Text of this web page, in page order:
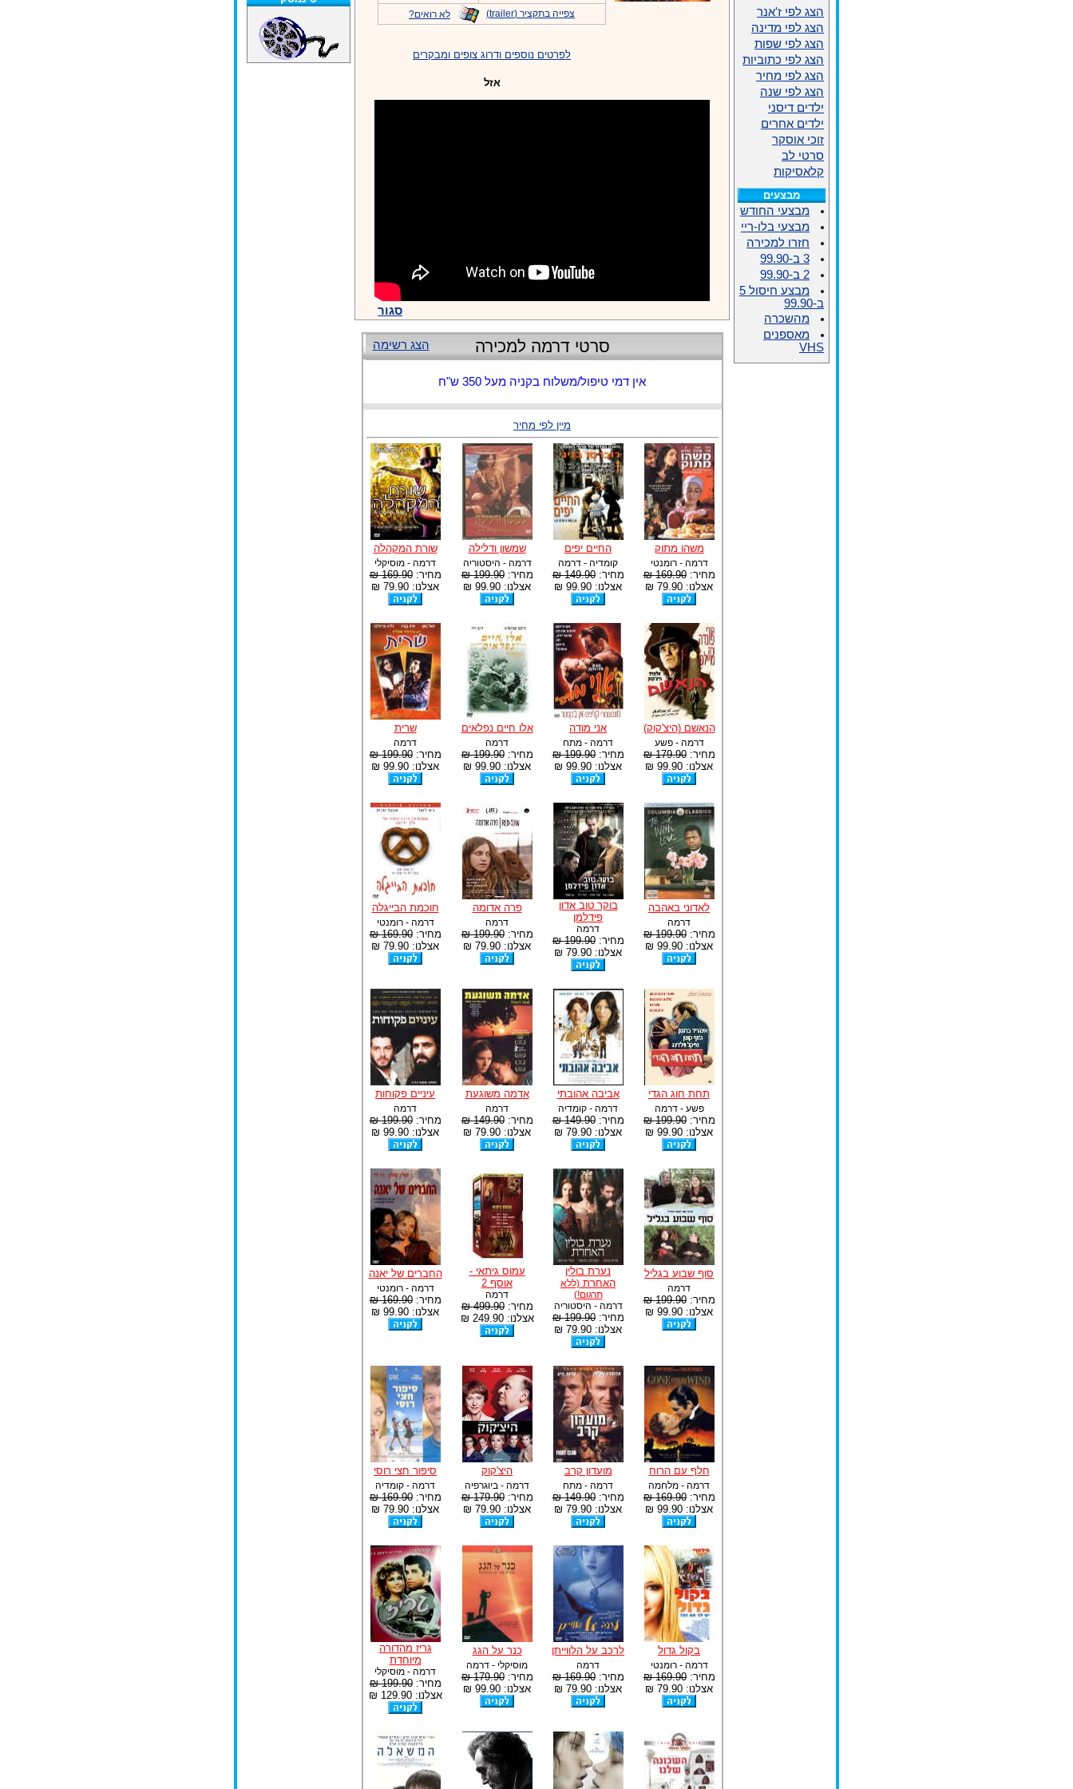
צפייה בתקציר (trailer)
לא רואים?
לפרטים נוספים ודרוג צופים ומבקרים
אזל
סגור
הצג רשימה סרטי דרמה למכירה
אין דמי טיפול/משלוח בקניה מעל 350 ש"ח
מיין לפי מחיר
משהו מתוק
דרמה - רומנטי
מחיר:169.90 ₪
אצלנו: 79.90 ₪
החיים יפים
קומדיה - דרמה
מחיר:149.90 ₪
אצלנו: 99.90 ₪
שמשון ודלילה
דרמה - היסטוריה
מחיר:199.90 ₪
אצלנו: 99.90 ₪
שורת המקהלה
דרמה - מוסיקלי
מחיר:169.90 ₪
אצלנו: 79.90 ₪
הנאשם (היצ'קוק)
דרמה - פשע
מחיר:179.90 ₪
אצלנו: 99.90 ₪
אני מודה
דרמה - מתח
מחיר:199.90 ₪
אצלנו: 99.90 ₪
אלו חיים נפלאים
דרמה
מחיר:199.90 ₪
אצלנו: 99.90 ₪
שרית
דרמה
מחיר:199.90 ₪
אצלנו: 99.90 ₪
לאדוני באהבה
דרמה
מחיר:199.90 ₪
אצלנו: 99.90 ₪
בוקר טוב אדון
פידלמן
דרמה
מחיר:199.90 ₪
אצלנו: 79.90 ₪
פרה אדומה
דרמה
מחיר:199.90 ₪
אצלנו: 79.90 ₪
חוכמת הבייגלה
דרמה - רומנטי
מחיר:169.90 ₪
אצלנו: 79.90 ₪
תחת חוג הגדי
פשע - דרמה
מחיר:199.90 ₪
אצלנו: 99.90 ₪
אביבה אהובתי
דרמה - קומדיה
מחיר:149.90 ₪
אצלנו: 79.90 ₪
אדמה משוגעת
דרמה
מחיר:149.90 ₪
אצלנו: 79.90 ₪
עיניים פקוחות
דרמה
מחיר:199.90 ₪
אצלנו: 99.90 ₪
סוף שבוע בגליל
דרמה
מחיר:199.90 ₪
אצלנו: 99.90 ₪
נערת בולין
האחרת (ללא
תרגום!)
דרמה - היסטוריה
מחיר:199.90 ₪
אצלנו: 79.90 ₪
עמוס גיתאי -
אוסף 2
דרמה
מחיר:499.90 ₪
אצלנו: 249.90 ₪
החברים של יאנה
דרמה - רומנטי
מחיר:169.90 ₪
אצלנו: 99.90 ₪
חלף עם הרוח
דרמה - מלחמה
מחיר:169.90 ₪
אצלנו: 99.90 ₪
מועדון קרב
דרמה - מתח
מחיר:149.90 ₪
אצלנו: 79.90 ₪
היצ'קוק
דרמה - ביוגרפיה
מחיר:179.90 ₪
אצלנו: 79.90 ₪
סיפור חצי רוסי
דרמה - קומדיה
מחיר:169.90 ₪
אצלנו: 79.90 ₪
בקול גדול
דרמה - רומנטי
מחיר:169.90 ₪
אצלנו: 79.90 ₪
לרכב על הלווייתן
דרמה
מחיר:169.90 ₪
אצלנו: 79.90 ₪
כנר על הגג
מוסיקלי - דרמה
מחיר:179.90 ₪
אצלנו: 99.90 ₪
גריז מהדורה
מיוחדת
דרמה - מוסיקלי
מחיר:199.90 ₪
אצלנו: 129.90 ₪
הצג לפי ז'אנר
הצג לפי מדינה
הצג לפי שפות
הצג לפי כתוביות
הצג לפי מחיר
הצג לפי שנה
ילדים דיסני
ילדים אחרים
זוכי אוסקר
סרטי לב
קלאסיקות
מבצעים
מבצעי החודש
מבצעי בלו-ריי
חזרו למכירה
3 ב-99.90
2 ב-99.90
מבצע חיסול 5
ב-99.90
מהשכרה
מאספנים
VHS